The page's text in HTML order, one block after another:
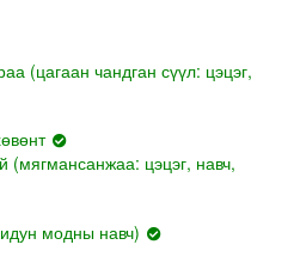
(цагаан чандган сүүл: цэцэг,
(мягмансанжаа: цэцэг, навч,
модны навч)